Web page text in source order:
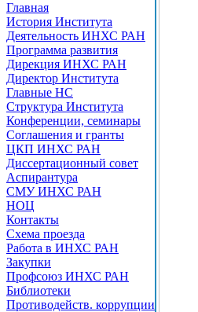
Главная
История Института
Деятельность ИНХС РАН
Программа развития
Дирекция ИНХС РАН
Директор Института
Главные НС
Структура Института
Конференции, семинары
Соглашения и гранты
ЦКП ИНХС РАН
Диссертационный совет
Аспирантура
СМУ ИНХС РАН
НОЦ
Контакты
Схема проезда
Работа в ИНХС РАН
Закупки
Профсоюз ИНХС РАН
Библиотеки
Противодейств. коррупции